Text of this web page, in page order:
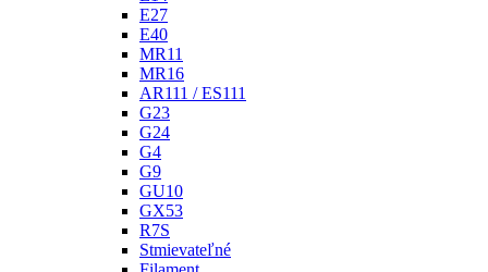
E27
E40
MR11
MR16
AR111 / ES111
G23
G24
G4
G9
GU10
GX53
R7S
Stmievateľné